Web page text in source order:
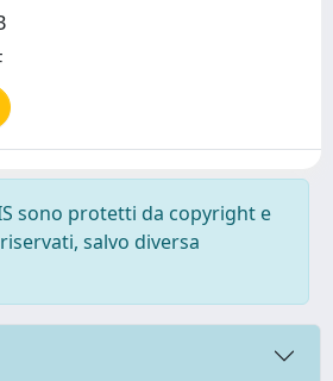
sono protetti da copyright e
salvo diversa